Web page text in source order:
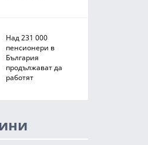
Над 231 000
пенсионери в
България
продължават да
работят